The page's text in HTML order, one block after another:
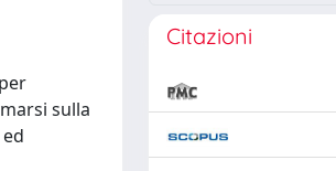
sulla
Citazioni